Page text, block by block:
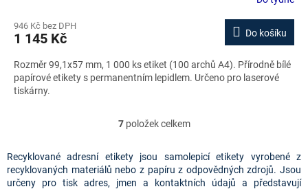
946 Kč bez DPH
1 145 Kč Do košíku
Rozměr 99,1x57 mm, 1 000 ks etiket (100 archů A4). Přírodně bílé
papírové etikety s permanentním lepidlem. Určeno pro laserové
tiskárny.
O
l
á
d
7položek celkem
Recyklované adresní etikety jsou samolepicí etikety vyrobené z
recyklovaných materiálů nebo z papíru z odpovědných zdrojů. Jsou
určeny pro tisk adres, jmen a kontaktních údajů a představují